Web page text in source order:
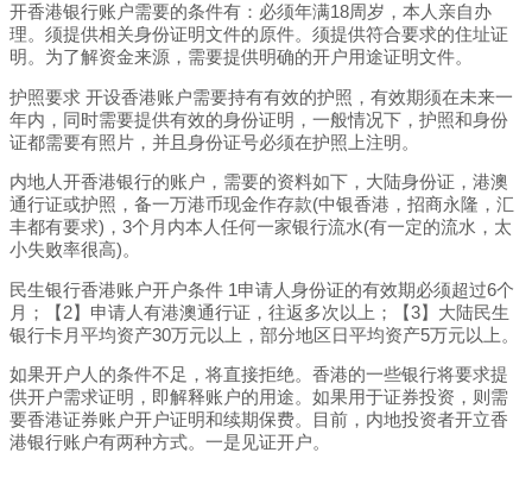
开香港银行账户需要的条件有：必须年满18周岁，本人亲自办
理。须提供相关身份证明文件的原件。须提供符合要求的住址证
明。为了解资金来源，需要提供明确的开户用途证明文件。
护照要求 开设香港账户需要持有有效的护照，有效期须在未来一
年内，同时需要提供有效的身份证明，一般情况下，护照和身份
证都需要有照片，并且身份证号必须在护照上注明。
内地人开香港银行的账户，需要的资料如下，大陆身份证，港澳
通行证或护照，备一万港币现金作存款(中银香港，招商永隆，汇
丰都有要求)，3个月内本人任何一家银行流水(有一定的流水，太
小失败率很高)。
民生银行香港账户开户条件 1申请人身份证的有效期必须超过6个
月；【2】申请人有港澳通行证，往返多次以上；【3】大陆民生
银行卡月平均资产30万元以上，部分地区日平均资产5万元以上。
如果开户人的条件不足，将直接拒绝。香港的一些银行将要求提
供开户需求证明，即解释账户的用途。如果用于证券投资，则需
要香港证券账户开户证明和续期保费。目前，内地投资者开立香
港银行账户有两种方式。一是见证开户。